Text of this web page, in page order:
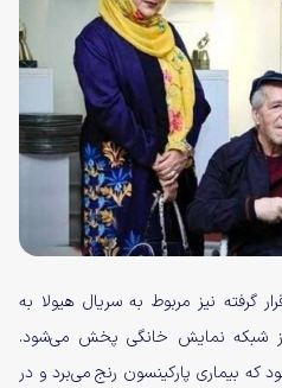
گرفته نیز مربوط به سریال هیولا به
از شبکه نمایش خانگی پخش می‌شود.
که بیماری پارکینسون رنج می‌برد و در